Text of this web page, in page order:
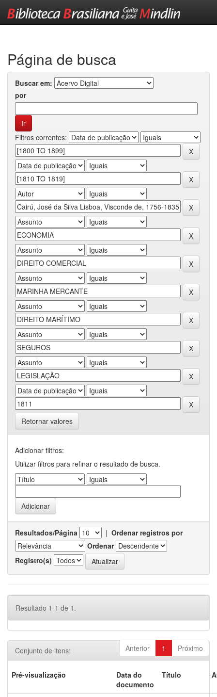
Página de busca
Buscar em:
por
Filtros correntes:
Retornar valores
Adicionar filtros:
Utilizar filtros para refinar o resultado de busca.
Resultados/Página | Ordenar registros por
Ordenar
Registro(s)
Resultado 1-1 de 1.
Anterior 1 Próximo
Conjunto de itens:
Pré-visualização
Data do
documento
Título